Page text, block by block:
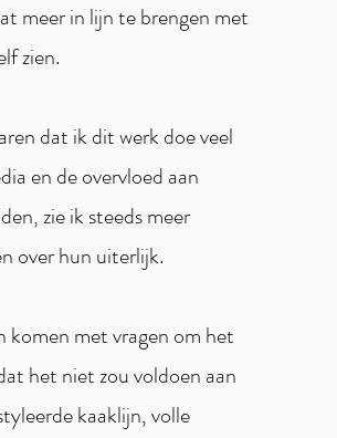
meer in lijn te brengen met
zien.
dat ik dit werk doe veel
en de overvloed aan
zie ik steeds meer
over hun uiterlijk.
komen met vragen om het
het niet zou voldoen aan
kaaklijn, volle